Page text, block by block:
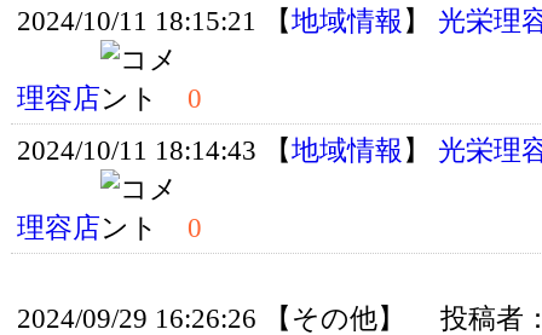
2024/10/11 18:15:21 【地域情報】 光栄理
理容店
0
2024/10/11 18:14:43 【地域情報】 光栄理
理容店 0
2024/09/29 16:26:26 【その他】
投稿者